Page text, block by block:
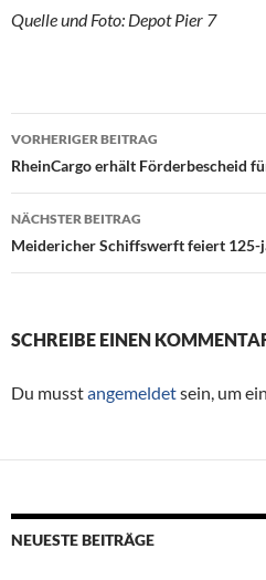
Quelle und Foto: Depot Pier 7
Beitragsnavigation
VORHERIGER BEITRAG
RheinCargo erhält Förderbescheid
NÄCHSTER BEITRAG
Meidericher Schiffswerft feiert 125-
SCHREIBE EINEN
Du musstangemeldetsein, um
NEUESTE BEITRÄGE